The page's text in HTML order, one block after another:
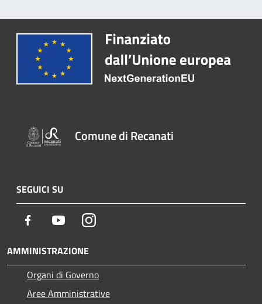
Comune di Recanati
SEGUICI SU
Facebook YoutubeInstagram
AMMINISTRAZIONE
Organi di Governo
Aree Amministrative